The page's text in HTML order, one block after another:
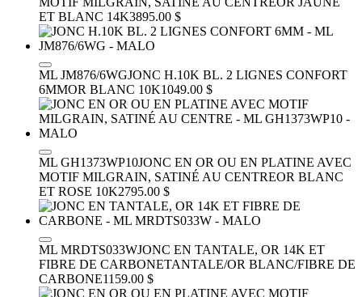
ET BLANC 14K3895.00 $
ML JM876/6WGJONC H.10K BL. 2 LIGNES CONFORT
6MMOR BLANC 10K1049.00 $
ML GH1373WP10JONC EN OR OU EN PLATINE AVEC
MOTIF MILGRAIN, SATINÉ AU CENTREOR BLANC
ET ROSE 10K2795.00 $
ML MRDTS033WJONC EN TANTALE, OR 14K ET
FIBRE DE CARBONETANTALE/OR BLANC/FIBRE DE
CARBONE1159.00 $